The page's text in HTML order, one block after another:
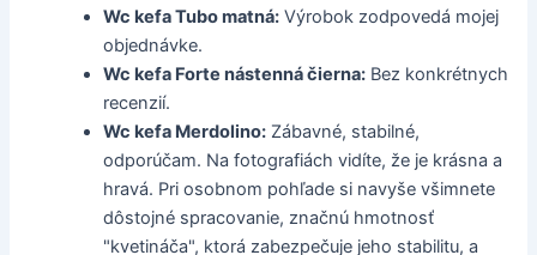
Wc kefa Tubo matná: Výrobok zodpovedá mojej
objednávke.
Wc kefa Forte nástenná čierna: Bez konkrétnych
recenzií.
Wc kefa Merdolino: Zábavné, stabilné,
odporúčam. Na fotografiách vidíte, že je krásna a
hravá. Pri osobnom pohľade si navyše všimnete
dôstojné spracovanie, značnú hmotnosť
"kvetináča", ktorá zabezpečuje jeho stabilitu, a